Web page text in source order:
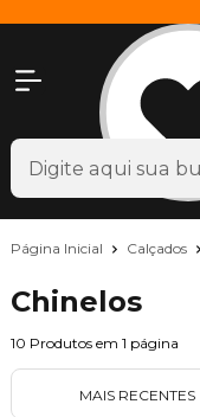
Página Inicial Calçados
Chinelos
10 Produtos em 1 página
MAIS RECENTES